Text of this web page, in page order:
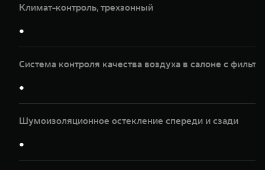
Климат-контроль, трeхзонный
●
Система контроля качества воздуха в салоне с
●
Шумоизоляционное остекление спереди и сзади
●